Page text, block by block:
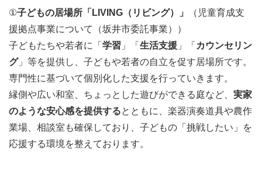
①子どもの居場所「LIVING（リビング）」
（児童育成支
援拠点事業について（坂井市委託事業））
子どもたちや若者に「 学習 」「 生活支援 」「 カウンセリン
グ」等を提供し、子どもや若者の自立を促す居場所です。
専門性に基づいて個別化した支援を行っていきます。
縁側や広い和室、ちょっとした遊びができる庭など、 実家
のような安心感を提供するとともに、楽器演奏道具や農作
業場、相談室も確保しており、子どもの「挑戦したい」を
応援する環境を整えております。